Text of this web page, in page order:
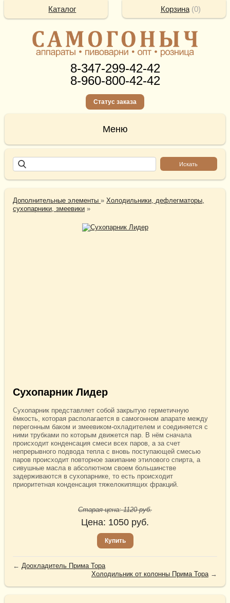
8-347-299-42-42
8-960-800-42-42
Статус заказа
Дополнительные элементы»Холодильники, дефлегматоры,
сухопарники, змеевики »
Сухопарник Лидер
Сухопарник представляет собой закрытую герметичную
ёмкость, которая располагается в самогонном апарате между
перегонным баком и змеевиком-охладителем и соединяется с
ними трубками по которым движется пар. В нём сначала
происходит конденсация смеси всех паров, а за счет
непрерывного подвода тепла с вновь поступающей смесью
паров происходит повторное закипание этилового спирта, а
сивушные масла в абсолютном своем большинстве
задерживаются в сухопарнике, то есть происходит
приоритетная конденсация тяжелокипящих фракций.
Старая цена:1120руб.
Цена: 1050 руб.
Купить
←Доохладитель Прима Тора
Холодильник от колонны Прима Тора→
Корзина(0)
Каталог